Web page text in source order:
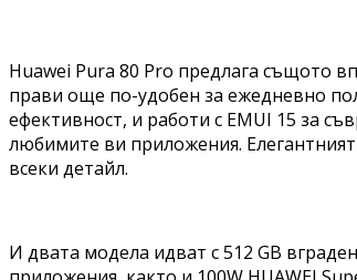
Huawei Pura 80 Pro предлага същото
прави още по-удобен за ежедневно
ефективност, и работи с EMUI 15 за
любимите ви приложения.
всеки детайл.
И двата модела идват с 512 GB